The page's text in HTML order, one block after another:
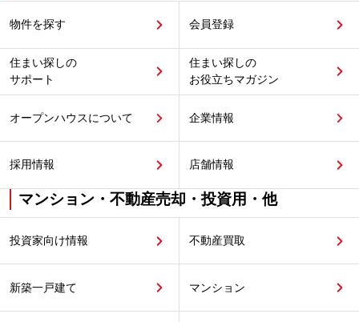
物件を探す 会員登録
住まい探しの
サポート
住まい探しの
お役立ちマガジン
オープンハウスについて 企業情報
採用情報 店舗情報
マンション・不動産売却・投資用・他
投資家向け情報 不動産買取
新築一戸建て マンション